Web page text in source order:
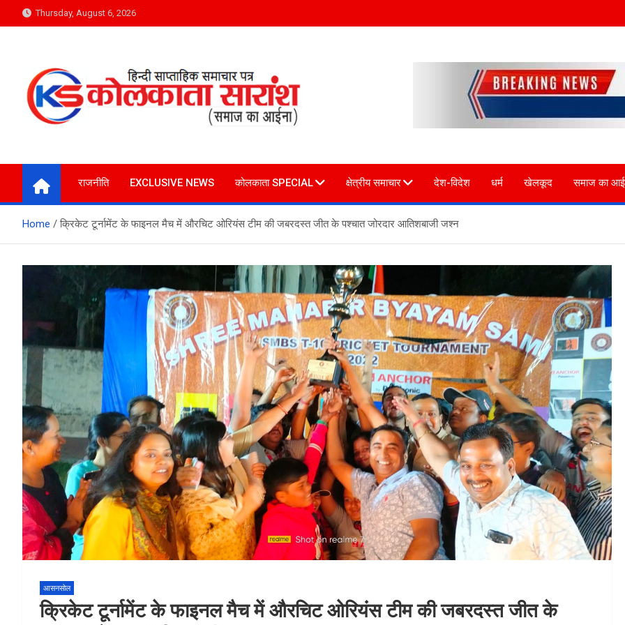
to
Thursday, August 6, 2026
Kolkata Saransh News
राजनीति EXCLUSIVE NEWS कोलकाता SPECIAL क्षेत्रीय समाचार देश-विदेश धर्म खेलकूद समाज का
Home क्रिकेट टूर्नामेंट के फाइनल मैच में औरचिट ओरियंस टीम की जबरदस्त जीत के पश्चात जोरदार आतिशबाजी जश्न
आसनसोल
क्रिकेट टूर्नामेंट के फाइनल मैच में औरचिट ओरियंस टीम की जबरदस्त जीत के